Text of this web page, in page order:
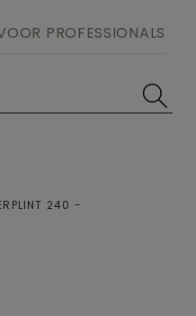
PROFESSIONALS
240